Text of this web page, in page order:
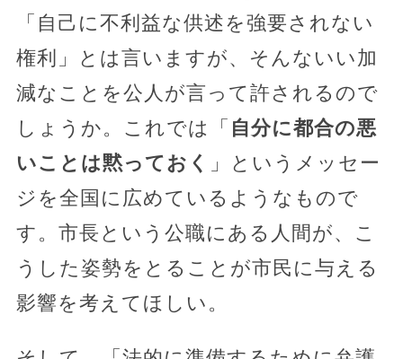
「自己に不利益な供述を強要されない
権利」とは言いますが、そんないい加
減なことを公人が言って許されるので
しょうか。これでは「 自分に都合の悪
いことは黙っておく
」というメッセー
ジを全国に広めているようなもので
す。市長という公職にある人間が、こ
うした姿勢をとることが市民に与える
影響を考えてほしい。